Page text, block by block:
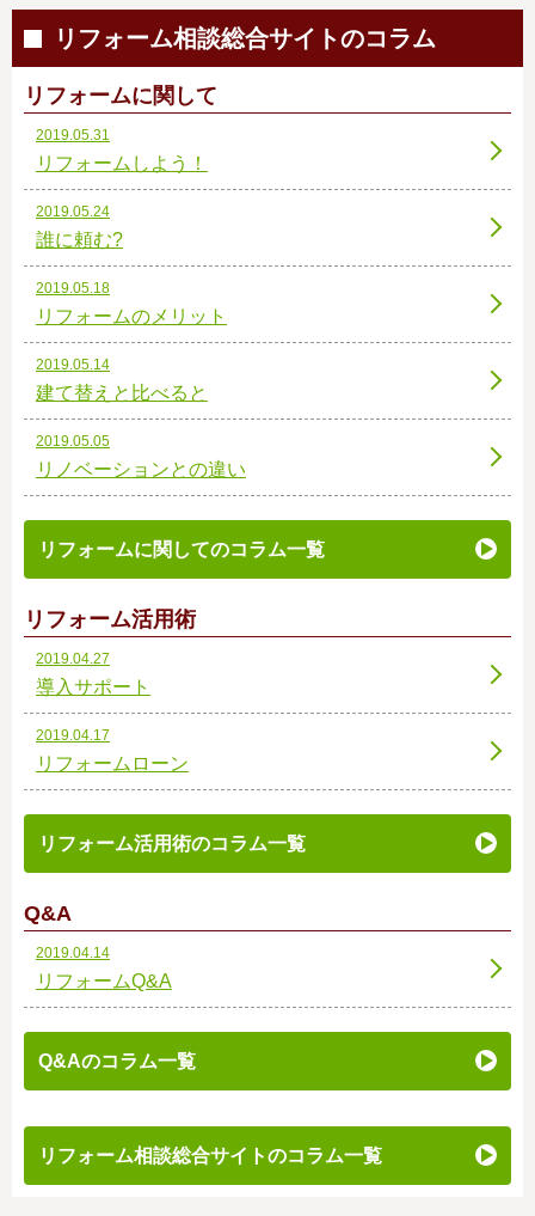
リフォーム相談総合サイトのコラム
リフォームに関して
2019.05.31
リフォームしよう！
2019.05.24
誰に頼む?
2019.05.18
リフォームのメリット
2019.05.14
建て替えと比べると
2019.05.05
リノベーションとの違い
リフォームに関してのコラム一覧
リフォーム活用術
2019.04.27
導入サポート
2019.04.17
リフォームローン
リフォーム活用術のコラム一覧
Q&A
2019.04.14
リフォームQ&A
Q&Aのコラム一覧
リフォーム相談総合サイトのコラム一覧